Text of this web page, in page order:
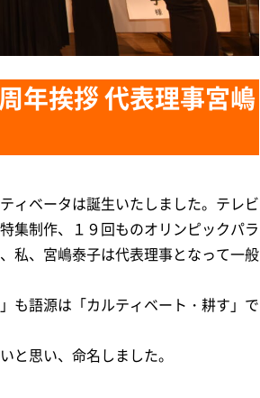
年挨拶 代表理事宮嶋
ィベータは誕生いたしました。テレビ
集制作、１９回ものオリンピックパラ
私、宮嶋泰子は代表理事となって一般
も語源は「カルティベート・耕す」で
と思い、命名しました。